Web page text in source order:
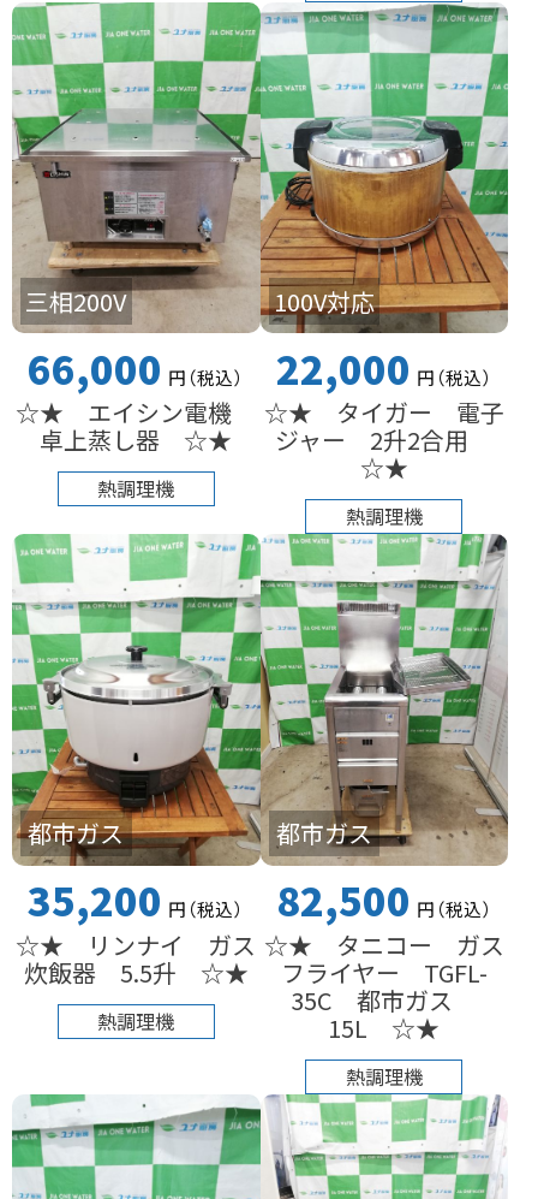
三相200V
66,000 円（税込）
☆★ エイシン電機
卓上蒸し器 ☆★
熱調理機
100V対応
22,000 円（税込）
☆★ タイガー 電子
ジャー 2升2合用
☆★
熱調理機
都市ガス
35,200 円（税込）
☆★ リンナイ ガス
炊飯器 5.5升 ☆★
熱調理機
都市ガス
82,500 円（税込）
☆★ タニコー ガス
フライヤー TGFL-
35C 都市ガス
15L ☆★
熱調理機